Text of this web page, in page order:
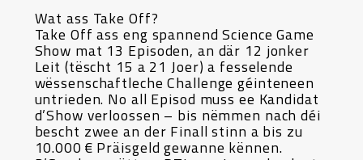
Wat ass Take Off?
Take Off ass eng spannend Science Game
Show mat 13 Episoden, an där 12 jonker
Leit (tëscht 15 a 21 Joer) a fesselende
wëssenschaftleche Challenge géinteneen
untrieden. No all Episod muss ee Kandidat
d’Show verloossen – bis nëmmen nach déi
bescht zwee an der Finall stinn a bis zu
10.000 € Präisgeld gewanne kënnen.